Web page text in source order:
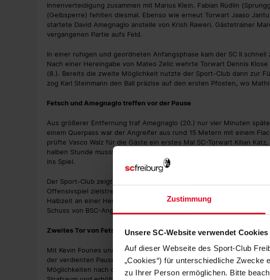
Zustimmung
Unsere SC-Website verwendet Cookies
Auf dieser Webseite des Sport-Club
„Cookies“) für unterschiedliche Zwecke
zu Ihrer Person ermöglichen. Bitte
Innenverteidigung zusammen mit Marius Klein. Fabian Rüdlin
(Gelbsperre) fehlten diesmal. Ebenso wie erneut Torwart Jaaso
startete David Amegnaglo anstelle von Krish Raweri. Gästetrainer
vergangenen Partie aufs Feld.
In einer ruhigen und geordneten Anfangsphase kam der SC II
Nach einer Hereingabe von Mateo Zelic wehrte Torwart Dennis
(8.). Bereits die zweite Möglichkeit nutzte der Sport-Club dann zur
zog Karl Steinmann den Ball präzise auf den ersten Pfosten, wo
Fetsch und Amegnaglo treffen vor der Pause
Aus größerer Entfernung traf Amegnaglo (20.) nur vier Minuten
einem Querpass war der Angreifer aus rund 15 Metern mit einem
prüfte Vasco Walz für die Gäste ein erstes Mal SC-Torwart Kilian
halben Stunde musste beim SC II Außenverteidiger Leon Koß verletzt
ins Spiel.
Der Sport-Club zeigte weiterhin die klarere Spielanlage, ließ kaum
Offensivspiel zielstrebiger. Fetsch verpasste seinen zweiten Treffer
Halbzeit an einer Hereingabe von Oscar Wiklöf vorbei rutschte.
Schuss von BSC-Angreifer Samet Yilmaz geblockt.
Zweites Tor von Fetsch in der zweiten Hälfte
Mit Kevin Founes und Daniel Kofi Kyereh anstelle von Nuur
der verdienten Pausenführung in die zweite Halbzeit. Fetsch und
Möglichkeiten nach dem Seitenwechsel. Nur wenig später profitierte